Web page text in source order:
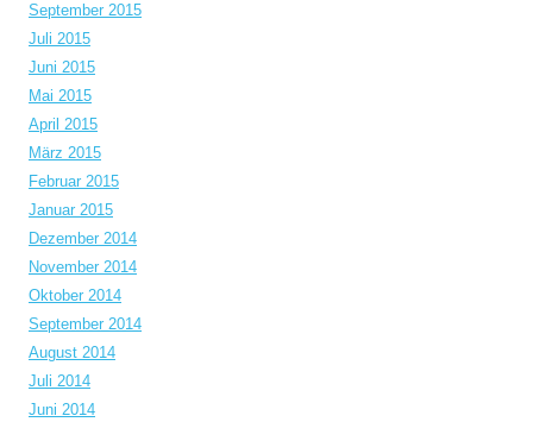
September 2015
Juli 2015
Juni 2015
Mai 2015
April 2015
März 2015
Februar 2015
Januar 2015
Dezember 2014
November 2014
Oktober 2014
September 2014
August 2014
Juli 2014
Juni 2014